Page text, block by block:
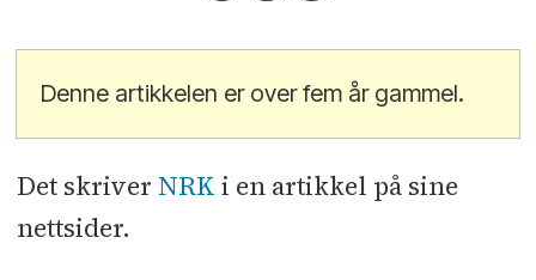
Denne artikkelen er over fem år gammel.
Det skriver NRK i en artikkel på sine
nettsider.